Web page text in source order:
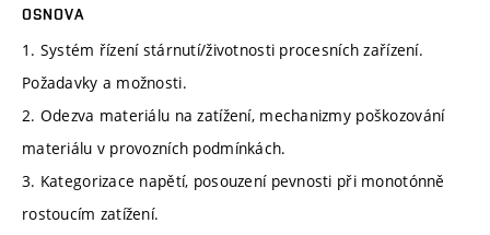
OSNOVA
1. Systém řízení stárnutí/životnosti procesních zařízení.
Požadavky a možnosti.
2. Odezva materiálu na zatížení, mechanizmy poškozování
materiálu v provozních podmínkách.
3. Kategorizace napětí, posouzení pevnosti při monotónně
rostoucím zatížení.